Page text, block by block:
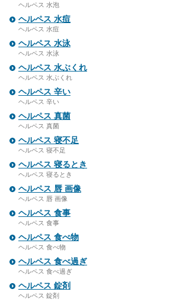
ヘルペス 水泡
ヘルペス 水痘
ヘルペス 水痘
ヘルペス 水泳
ヘルペス 水泳
ヘルペス 水ぶくれ
ヘルペス 水ぶくれ
ヘルペス 辛い
ヘルペス 辛い
ヘルペス 真菌
ヘルペス 真菌
ヘルペス 寝不足
ヘルペス 寝不足
ヘルペス 寝るとき
ヘルペス 寝るとき
ヘルペス 唇 画像
ヘルペス 唇 画像
ヘルペス 食事
ヘルペス 食事
ヘルペス 食べ物
ヘルペス 食べ物
ヘルペス 食べ過ぎ
ヘルペス 食べ過ぎ
ヘルペス 錠剤
ヘルペス 錠剤